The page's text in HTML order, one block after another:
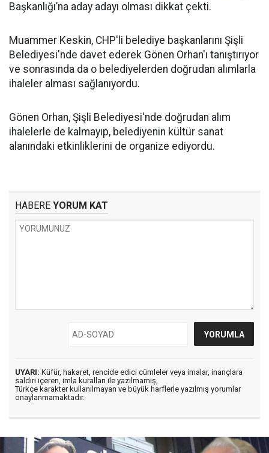
Başkanlığı’na aday adayı olması dikkat çekti.
Muammer Keskin, CHP'li belediye başkanlarını Şişli
Belediyesi'nde davet ederek Gönen Orhan'ı tanıştırıyor
ve sonrasında da o belediyelerden doğrudan alımlarla
ihaleler alması sağlanıyordu.
Gönen Orhan, Şişli Belediyesi'nde doğrudan alım
ihalelerle de kalmayıp, belediyenin kültür sanat
alanındaki etkinliklerini de organize ediyordu.
HABERE YORUM KAT
UYARI: Küfür, hakaret, rencide edici cümleler veya imalar, inançlara
saldırı içeren, imla kuralları ile yazılmamış,
Türkçe karakter kullanılmayan ve büyük harflerle yazılmış yorumlar
onaylanmamaktadır.